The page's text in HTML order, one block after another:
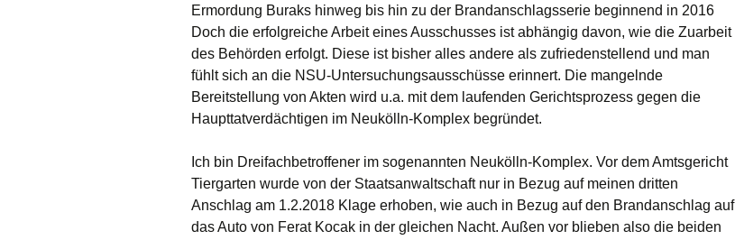
Ermordung Buraks hinweg bis hin zu der Brandanschlagsserie beginnend in 2016
Doch die erfolgreiche Arbeit eines Ausschusses ist abhängig davon, wie die Zuarbeit
des Behörden erfolgt. Diese ist bisher alles andere als zufriedenstellend und man
fühlt sich an die NSU-Untersuchungsausschüsse erinnert. Die mangelnde
Bereitstellung von Akten wird u.a. mit dem laufenden Gerichtsprozess gegen die
Haupttatverdächtigen im Neukölln-Komplex begründet.
Ich bin Dreifachbetroffener im sogenannten Neukölln-Komplex. Vor dem Amtsgericht
Tiergarten wurde von der Staatsanwaltschaft nur in Bezug auf meinen dritten
Anschlag am 1.2.2018 Klage erhoben, wie auch in Bezug auf den Brandanschlag auf
das Auto von Ferat Kocak in der gleichen Nacht. Außen vor blieben also die beiden